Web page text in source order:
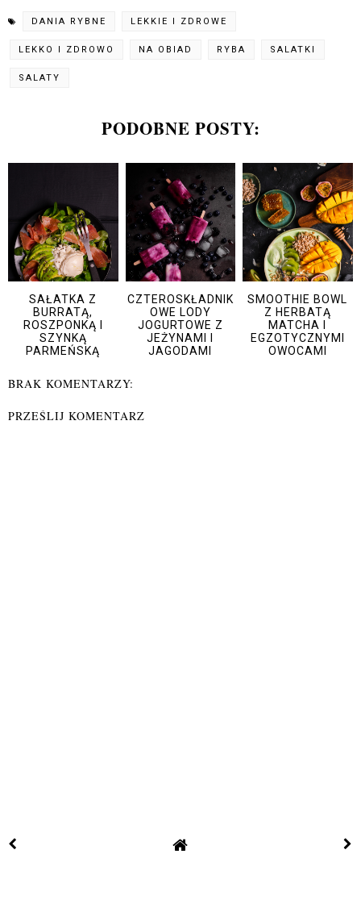
DANIA RYBNE LEKKIE I ZDROWE
LEKKO I ZDROWO NA OBIAD RYBA SALATKI
SALATY
PODOBNE POSTY:
SAŁATKA Z
BURRATĄ,
ROSZPONKĄ I
SZYNKĄ
PARMEŃSKĄ
CZTEROSKŁADNIK
OWE LODY
JOGURTOWE Z
JEŻYNAMI I
JAGODAMI
SMOOTHIE BOWL
Z HERBATĄ
MATCHA I
EGZOTYCZNYMI
OWOCAMI
BRAK KOMENTARZY:
PRZEŚLIJ KOMENTARZ